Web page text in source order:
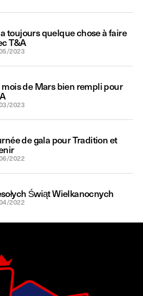
toujours quelque chose à faire
T&A
2023
mois de Mars bien rempli pour
2023
de gala pour Tradition et
2022
Świąt Wielkanocnych
2022